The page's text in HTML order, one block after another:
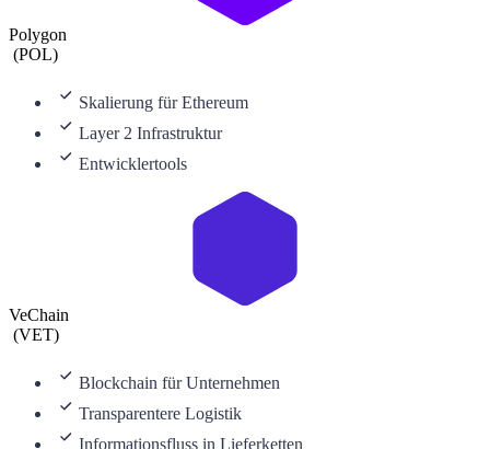
Polygon
(POL)
Skalierung für Ethereum
Layer 2 Infrastruktur
Entwicklertools
VeChain
(VET)
Blockchain für Unternehmen
Transparentere Logistik
Informationsfluss in Lieferketten